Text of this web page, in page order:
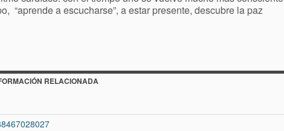
“aprende a escucharse”, a estar presente, descubre la paz
RELACIONADA